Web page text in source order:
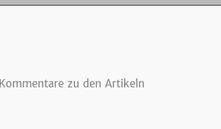
Kommentare zu den Artikeln